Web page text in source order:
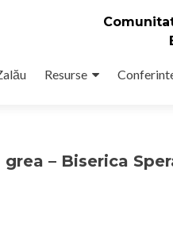
Resurse
– Biserica